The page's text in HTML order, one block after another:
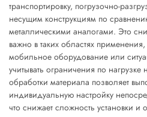
транспортировку, погрузочно-
несущим конструкциям по
металлическими аналогами. Это
важно в таких областях
мобильное оборудование или
учитывать ограничения по нагрузке
обработки материала позволяет
индивидуальную настройку
что снижает сложность установки и